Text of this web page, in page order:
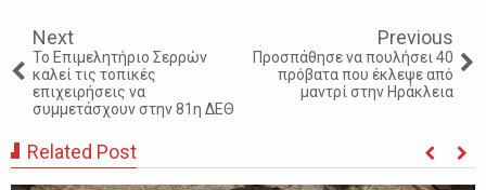
Next
Το Επιμελητήριο Σερρών
καλεί τις τοπικές
επιχειρήσεις να
συμμετάσχουν στην 81η ΔΕΘ
Previous
Προσπάθησε να πουλήσει 40
πρόβατα που έκλεψε από
μαντρί στην Ηράκλεια
Related Post